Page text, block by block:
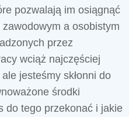
pozwalają im osiągnąć
a osobistym
przez
wciąż najczęściej
jesteśmy skłonni do
środki
do tego przekonać i jakie